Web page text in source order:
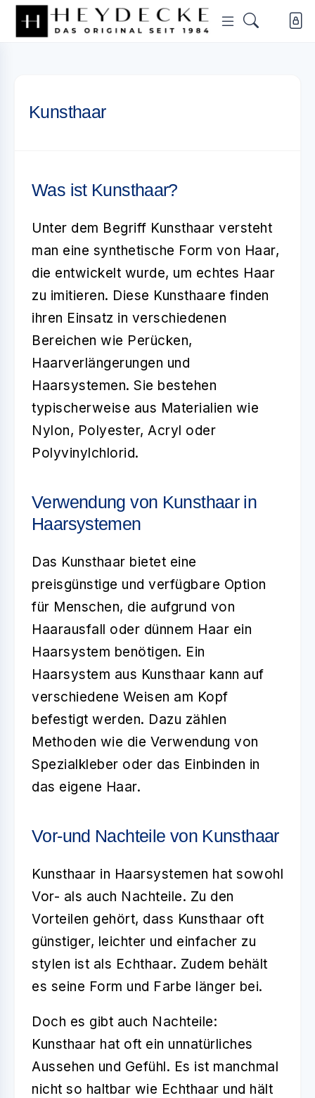
Kunsthaar
Was ist Kunsthaar?
Unter dem Begriff Kunsthaar versteht
man eine synthetische Form von Haar,
die entwickelt wurde, um echtes Haar
zu imitieren. Diese Kunsthaare finden
ihren Einsatz in verschiedenen
Bereichen wie Perücken,
Haarverlängerungen und
Haarsystemen. Sie bestehen
typischerweise aus Materialien wie
Nylon, Polyester, Acryl oder
Polyvinylchlorid.
Verwendung von Kunsthaar in
Haarsystemen
Das Kunsthaar bietet eine
preisgünstige und verfügbare Option
für Menschen, die aufgrund von
Haarausfall oder dünnem Haar ein
Haarsystem benötigen. Ein
Haarsystem aus Kunsthaar kann auf
verschiedene Weisen am Kopf
befestigt werden. Dazu zählen
Methoden wie die Verwendung von
Spezialkleber oder das Einbinden in
das eigene Haar.
Vor-und Nachteile von Kunsthaar
Kunsthaar in Haarsystemen hat sowohl
Vor- als auch Nachteile. Zu den
Vorteilen gehört, dass Kunsthaar oft
günstiger, leichter und einfacher zu
stylen ist als Echthaar. Zudem behält
es seine Form und Farbe länger bei.
Doch es gibt auch Nachteile:
Kunsthaar hat oft ein unnatürliches
Aussehen und Gefühl. Es ist manchmal
nicht so haltbar wie Echthaar und hält